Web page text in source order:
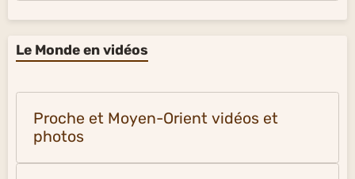
Le Monde en vidéos
Proche et Moyen-Orient vidéos et
photos